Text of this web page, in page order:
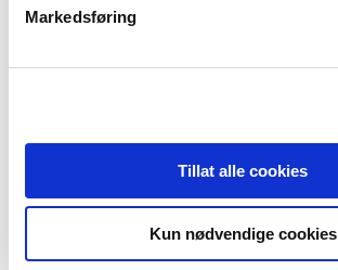
Markedsføring
Tillat alle cookies
Kun nødvendige cookies